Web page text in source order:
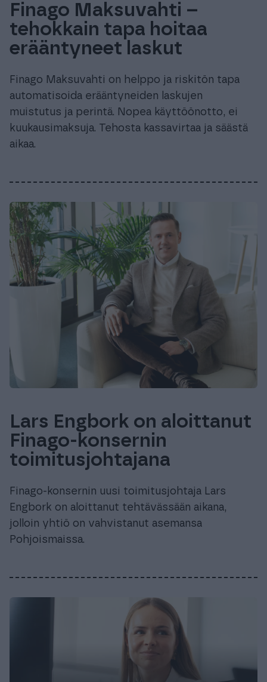
Finago Maksuvahti –
tehokkain tapa hoitaa
erääntyneet laskut
Finago Maksuvahti on helppo ja riskitön tapa
automatisoida erääntyneiden laskujen
muistutus ja perintä. Nopea käyttöönotto, ei
kuukausimaksuja. Tehosta kassavirtaa ja säästä
aikaa.
Lars Engbork on aloittanut
Finago-konsernin
toimitusjohtajana
Finago-konsernin uusi toimitusjohtaja Lars
Engbork on aloittanut tehtävässään aikana,
jolloin yhtiö on vahvistanut asemansa
Pohjoismaissa.